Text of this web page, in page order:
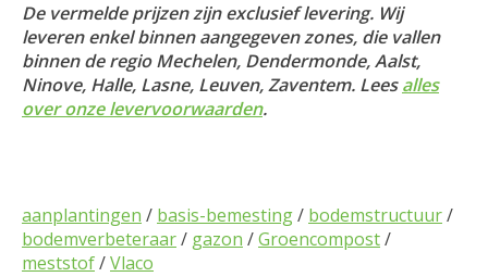
De vermelde prijzen zijn exclusief levering. Wij
leveren enkel binnen aangegeven zones, die vallen
binnen de regio Mechelen, Dendermonde, Aalst,
Ninove, Halle, Lasne, Leuven, Zaventem. Leesalles
over onze levervoorwaarden.
aanplantingen / basis-bemesting/ bodemstructuur/
bodemverbeteraar/ gazon /Groencompost/
meststof/Vlaco